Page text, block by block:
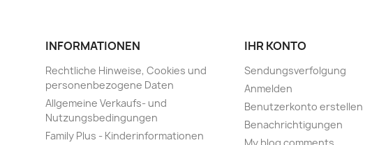
INFORMATIONEN
Rechtliche Hinweise, Cookies und
personenbezogene Daten
Allgemeine Verkaufs- und
Nutzungsbedingungen
Family Plus - Kinderinformationen
IHR KONTO
Sendungsverfolgung
Anmelden
Benutzerkonto erstellen
Benachrichtigungen